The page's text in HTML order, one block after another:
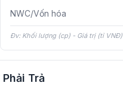
NWC/Vốn hóa
Đv: Khối lượng (cp) - Giá trị (tỉ VNĐ)
Trả